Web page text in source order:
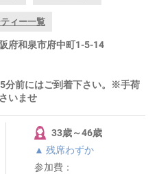
ィー一覧
府和泉市府中町1-5-14
前にはご到着下さい。※手荷
いませ
33歳～46歳
▲ 残席わずか
参加費：